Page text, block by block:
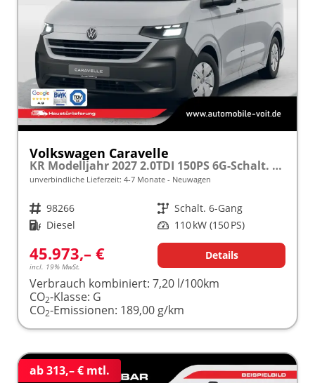
Volkswagen Caravelle
KR Modelljahr 2027 2.0TDI 150PS 6G-Schalt. SHZ/STHZ/KAMERA/TEMPOMAT/LED/SMARTLINK frei konfigurierbar!
unverbindliche Lieferzeit: 4-7 Monate Neuwagen
Fahrzeugnr. 98266 Getriebe Schalt. 6-Gang
Kraftstoff Diesel Leistung 110 kW (150 PS)
45.973,– €
incl. 19% MwSt.
Details
Verbrauch kombiniert: 7,20 l/100km
CO2-Klasse: G
CO2-Emissionen: 189,00 g/km
ab 313,– € mtl.